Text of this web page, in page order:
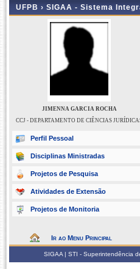
UFPB › SIGAA - Sistema
JIMENNA GARCIA ROCHA
CCJ - DEPARTAMENTO DE CIÊNCIAS
Perfil Pessoal
Disciplinas Ministradas
Projetos de Pesquisa
Atividades de Extensão
Projetos de Monitoria
Ir ao Menu Principal
SIGAA | STI - Superintendência